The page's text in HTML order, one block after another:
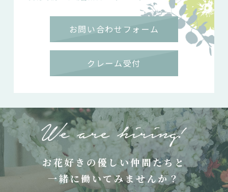
お問い合わせフォーム
クレーム受付
お花好きの優しい仲間たちと
一緒に働いてみませんか？